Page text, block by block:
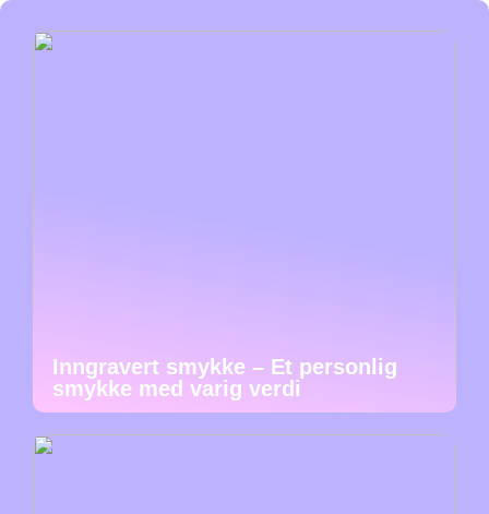
Inngravert smykke – Et personlig
smykke med varig verdi